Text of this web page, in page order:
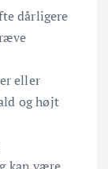
dårligere
eller
og højt